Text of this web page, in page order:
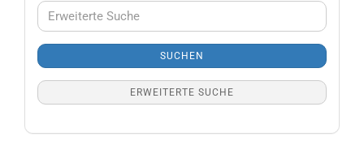
Erweiterte
Suche
SUCHEN
ERWEITERTE SUCHE